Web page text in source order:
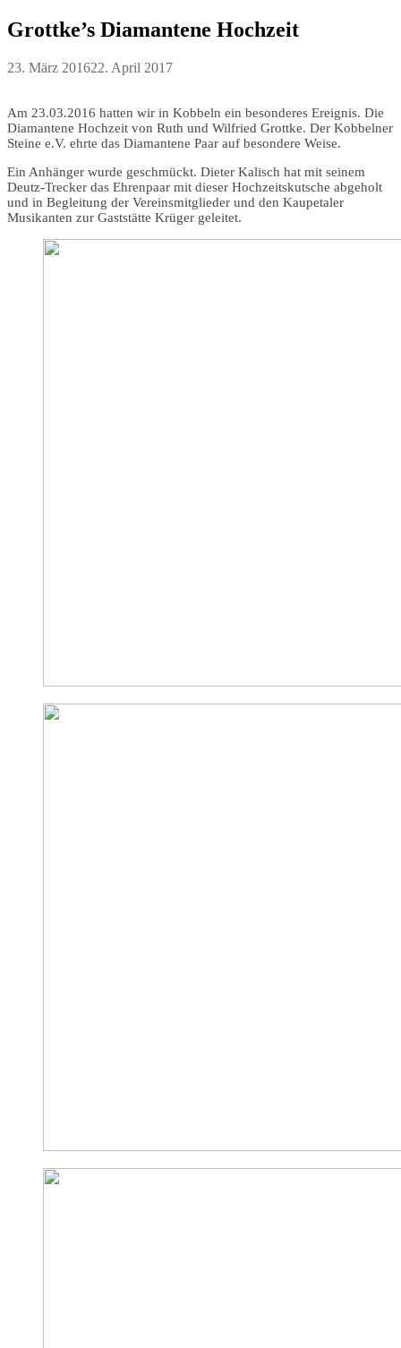
Grottke’s Diamantene Hochzeit
23. März 201622. April 2017
Am 23.03.2016 hatten wir in Kobbeln ein besonderes Ereignis. Die
Diamantene Hochzeit von Ruth und Wilfried Grottke. Der Kobbelner
Steine e.V. ehrte das Diamantene Paar auf besondere Weise.
Ein Anhänger wurde geschmückt. Dieter Kalisch hat mit seinem
Deutz-Trecker das Ehrenpaar mit dieser Hochzeitskutsche abgeholt
und in Begleitung der Vereinsmitglieder und den Kaupetaler
Musikanten zur Gaststätte Krüger geleitet.